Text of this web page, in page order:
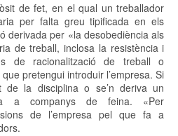
de fet, en el qual un treballador
per falta greu tipificada en els
derivada per «la desobediència als
de treball, inclosa la resistència i
de racionalització de treball o
pretengui introduir l’empresa. Si
de la disciplina o se’n deriva un
a companys de feina. «Per
de l’empresa pel que fa a